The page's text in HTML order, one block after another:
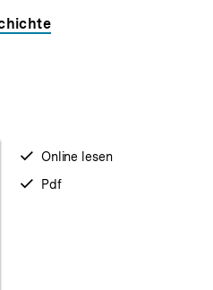
verfügbar
Online lesen
verfügbar
Pdf